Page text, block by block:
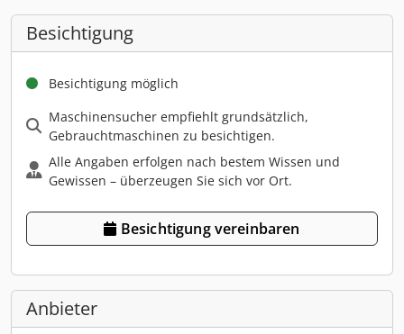
Besichtigung
Besichtigung möglich
Maschinensucher empfiehlt grundsätzlich,
Gebrauchtmaschinen zu besichtigen.
Alle Angaben erfolgen nach bestem Wissen und
Gewissen – überzeugen Sie sich vor Ort.
Besichtigung vereinbaren
Anbieter